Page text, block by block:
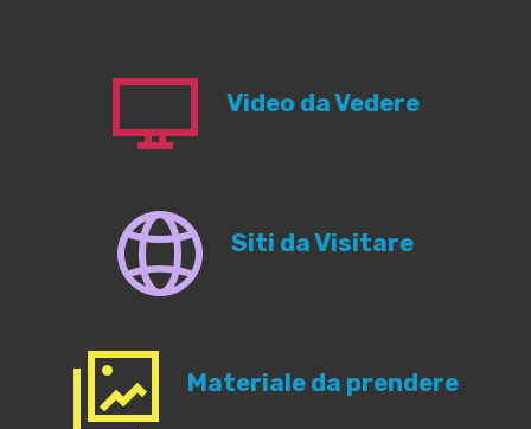
Video da Vedere
Siti da Visitare
Materiale da prendere